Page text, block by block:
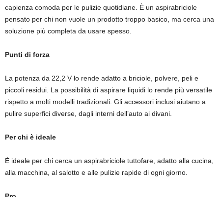
capienza comoda per le pulizie quotidiane. È un aspirabriciole
pensato per chi non vuole un prodotto troppo basico, ma cerca una
soluzione più completa da usare spesso.
Punti di forza
La potenza da 22,2 V lo rende adatto a briciole, polvere, peli e
piccoli residui. La possibilità di aspirare liquidi lo rende più versatile
rispetto a molti modelli tradizionali. Gli accessori inclusi aiutano a
pulire superfici diverse, dagli interni dell’auto ai divani.
Per chi è ideale
È ideale per chi cerca un aspirabriciole tuttofare, adatto alla cucina,
alla macchina, al salotto e alle pulizie rapide di ogni giorno.